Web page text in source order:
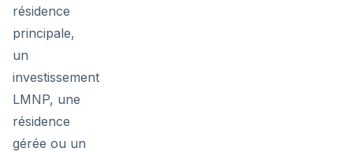
résidence
principale,
un
investissement
LMNP, une
résidence
gérée ou un